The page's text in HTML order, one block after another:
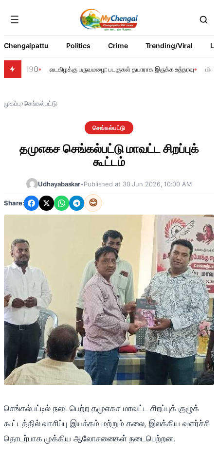
Chengalpattu Politics Crime Trending/Viral
190 வடகிழக்கு பருவமழை: படகுகள் தயாராக இருக்க உத்தரவு
முகப்பு›செங்கல்பட்டு
செங்கல்பட்டு
தமுஎகச செங்கல்பட்டு மாவட்ட சிறப்புக்
கூட்டம்
Udhayabaskar•Published at 30 Jun 2026, 10:00 AM
Share: 😊
செங்கல்பட்டில் நடைபெற்ற தமுஎகச மாவட்ட சிறப்புக் குழுக்
கூட்டத்தில் வாசிப்பு இயக்கம் மற்றும் கலை, இலக்கிய வளர்ச்சி
தொடர்பாக முக்கிய ஆலோசனைகள் நடைபெற்றன.